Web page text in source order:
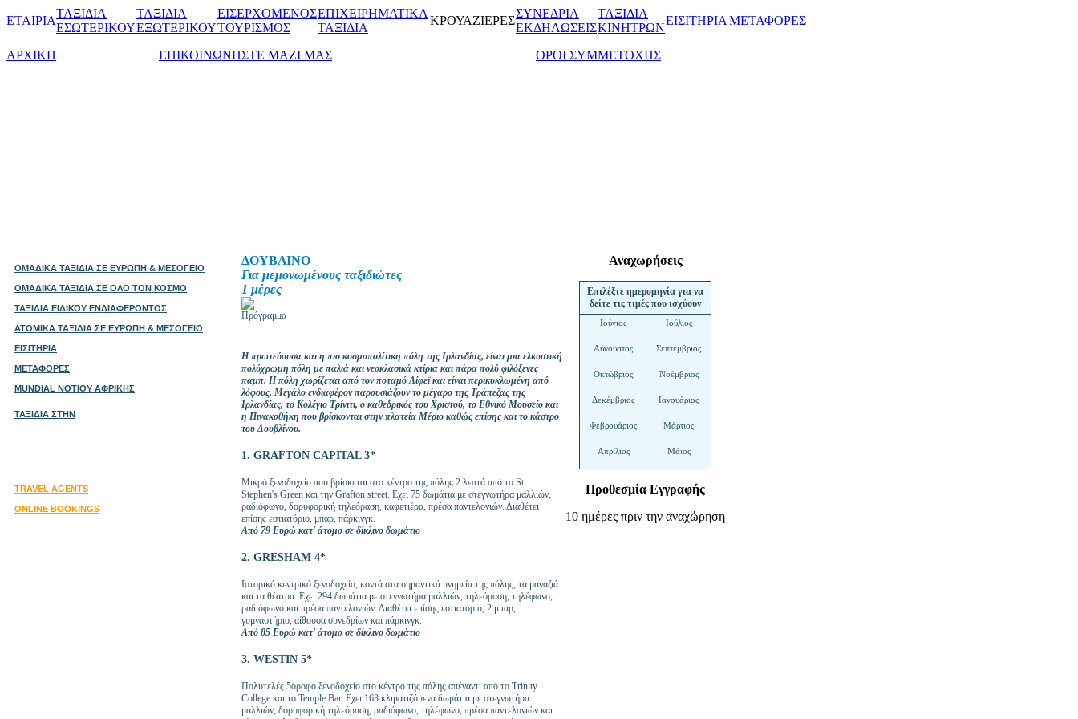
ΕΤΑΙΡΙΑ
ΤΑΞΙΔΙΑ
ΕΣΩΤΕΡΙΚΟΥ
ΤΑΞΙΔΙΑ
ΕΞΩΤΕΡΙΚΟΥ
ΕΙΣΕΡΧΟΜΕΝΟΣ
ΤΟΥΡΙΣΜΟΣ
ΕΠΙΧΕΙΡΗΜΑΤΙΚΑ
ΤΑΞΙΔΙΑ
ΚΡΟΥΑΖΙΕΡΕΣ
ΣΥΝΕΔΡΙΑ
ΕΚΔΗΛΩΣΕΙΣ
ΤΑΞΙΔΙΑ
ΚΙΝΗΤΡΩΝ
ΕΙΣΙΤΗΡΙΑ ΜΕΤΑΦΟΡΕΣ
ΑΡΧΙΚΗ ΕΠΙΚΟΙΝΩΝΗΣΤΕ ΜΑΖΙ ΜΑΣ ΟΡΟΙ ΣΥΜΜΕΤΟΧΗΣ
ΟΜΑΔΙΚΑ ΤΑΞΙΔΙΑ ΣΕ ΕΥΡΩΠΗ & ΜΕΣΟΓΕΙΟ
ΟΜΑΔΙΚΑ ΤΑΞΙΔΙΑ ΣΕ ΟΛΟ ΤΟΝ ΚΟΣΜΟ
ΤΑΞΙΔΙΑ ΕΙΔΙΚΟΥ ΕΝΔΙΑΦΕΡΟΝΤΟΣ
ΑΤΟΜΙΚΑ ΤΑΞΙΔΙΑ ΣΕ ΕΥΡΩΠΗ & ΜΕΣΟΓΕΙΟ
ΕΙΣΙΤΗΡΙΑ
ΜΕΤΑΦΟΡΕΣ
MUNDIAL ΝΟΤΙΟΥ ΑΦΡΙΚΗΣ
ΤΑΞΙΔΙΑ ΣΤΗΝ
TRAVEL AGENTS
ONLINE BOOKINGS
ΔΟΥΒΛΙΝΟ
Για μεμονωμένους ταξιδιώτες
1 μέρες
Πρόγραμμα
Η πρωτεύουσα και η πιο κοσμοπολίτικη πόλη της Ιρλανδίας, είναι μια ελκυστική
πολύχρωμη πόλη με παλιά και νεοκλασικά κτίρια και πάρα πολύ φιλόξενες
παμπ. Η πόλη χωρίζεται από τον ποταμό Λίφεϊ και είναι περικυκλωμένη από
λόφους. Μεγάλο ενδιαφέρον παρουσιάζουν το μέγαρο της Τράπεζας της
Ιρλανδίας, το Κολέγιο Τρίνιτι, ο καθεδρικός του Χριστού, το Εθνικό Μουσείο και
η Πινακοθήκη που βρίσκονται στην πλατεία Μέριο καθώς επίσης και το κάστρο
του Δουβλίνου.
1. GRAFTON CAPITAL 3*
Μικρό ξενοδοχείο που βρίσκεται στο κέντρο της πόλης 2 λεπτά από το St.
Stephen's Green και την Grafton street. Eχει 75 δωμάτια με στεγνωτήρα μαλλιών,
ραδιόφωνο, δορυφορική τηλεόραση, καφετιέρα, πρέσα παντελονιών. Διαθέτει
επίσης εστιατόριο, μπαρ, πάρκινγκ.
Από 79 Ευρώ κατ' άτομο σε δίκλινο δωμάτιο
2. GRESHAM 4*
Ιστορικό κεντρικό ξενοδοχείο, κοντά στα σημαντικά μνημεία της πόλης, τα μαγαζιά
και τα θέατρα. Eχει 294 δωμάτια με στεγνωτήρα μαλλιών, τηλεόραση, τηλέφωνο,
ραδιόφωνο και πρέσα παντελονιών. Διαθέτει επίσης εστιατόριο, 2 μπαρ,
γυμναστήριο, αίθουσα συνεδρίων και πάρκινγκ.
Από 85 Ευρώ κατ' άτομο σε δίκλινο δωμάτιο
3. WESTIN 5*
Πολυτελές 5όροφο ξενοδοχείο στο κέντρο της πόλης απέναντι από το Trinity
College και το Temple Bar. Eχει 163 κλιματιζόμενα δωμάτια με στεγνωτήρα
μαλλιών, δορυφορική τηλεόραση, ραδιόφωνο, τηλέφωνο, πρέσα παντελονιών και
Αναχωρήσεις
Επιλέξτε ημερομηνία για να
δείτε τις τιμές που ισχύουν
Ιούνιος Ιούλιος
Αύγουστος Σεπτέμβριος
Οκτώβριος Νοέμβριος
Δεκέμβριος Ιανουάριος
Φεβρουάριος Μάρτιος
Απρίλιος Μάιος
Προθεσμία Εγγραφής
10 ημέρες πριν την αναχώρηση